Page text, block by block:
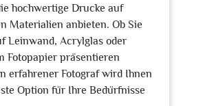
hochwertige Drucke auf
Materialien anbieten. Ob Sie
Leinwand, Acrylglas oder
Fotopapier präsentieren
erfahrener Fotograf wird Ihnen
Option für Ihre Bedürfnisse